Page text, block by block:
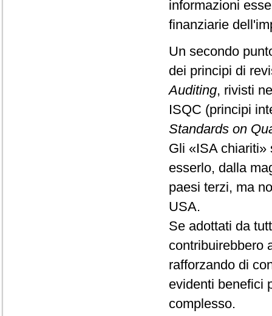
informazioni
finanziarie
Un secondo
dei principi di
Auditing, rivisti
ISQC (principi
Standards on
Gli «ISA chiariti»
esserlo, dalla
paesi terzi, ma
USA.
Se adottati da
contribuirebbero
rafforzando di
evidenti benefici
complesso.